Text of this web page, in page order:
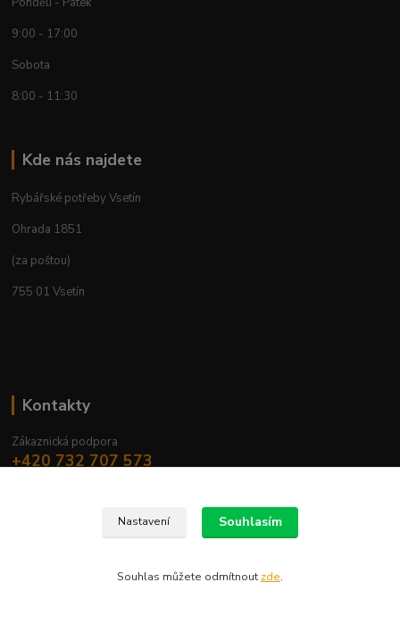
9:00 - 17:00
Sobota
8:00 - 11:30
Kde nás najdete
Rybářské potřeby Vsetín
Ohrada 1851
(za poštou)
755 01 Vsetín
Kontakty
Zákaznická podpora
+420 732 707 573
Nastavení Souhlasím
Souhlas můžete odmítnout zde.